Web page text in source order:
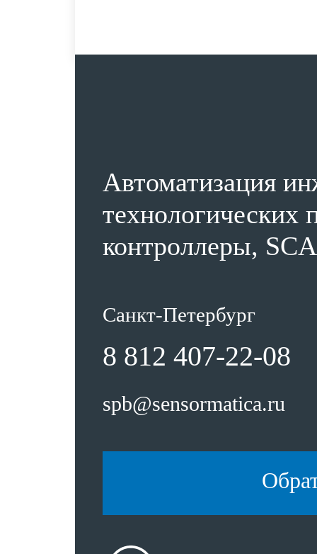
Автоматизация
технологических
контроллеры,
Санкт-Петербург
8 812 407-22-08
spb@sensormatica.ru